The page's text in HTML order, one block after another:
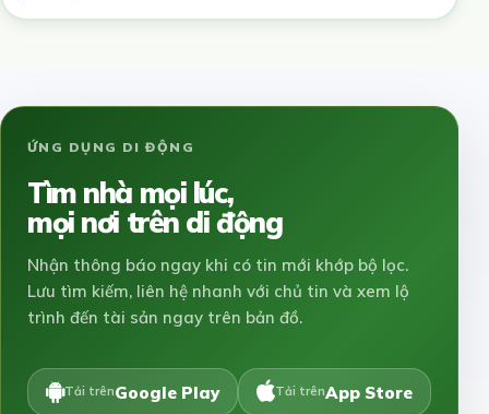
ỨNG DỤNG DI ĐỘNG
Tìm nhà mọi lúc,
mọi nơi trên di động
Nhận thông báo ngay khi có tin mới khớp bộ lọc.
Lưu tìm kiếm, liên hệ nhanh với chủ tin và xem lộ
trình đến tài sản ngay trên bản đồ.
Tải trênGoogle Play Tải trênApp Store